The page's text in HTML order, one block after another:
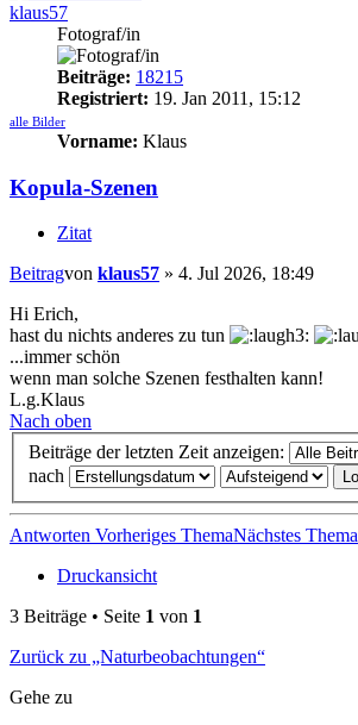
klaus57
Fotograf/in
Beiträge: 18215
Registriert: 19. Jan 2011, 15:12
alle Bilder
Vorname: Klaus
Kopula-Szenen
Zitat
Beitragvon klaus57 » 4. Jul 2026, 18:49
Hi Erich,
hast du nichts anderes zu tun
...immer schön
wenn man solche Szenen festhalten kann!
L.g.Klaus
Nach oben
Beiträge der letzten Zeit anzeigen:
nach
Antworten Vorheriges ThemaNächstes Thema
Druckansicht
3 Beiträge • Seite 1 von 1
Zurück zu „Naturbeobachtungen“
Gehe zu